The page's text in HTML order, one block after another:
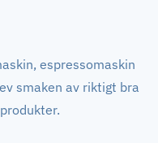
espressomaskin
smaken av riktigt bra